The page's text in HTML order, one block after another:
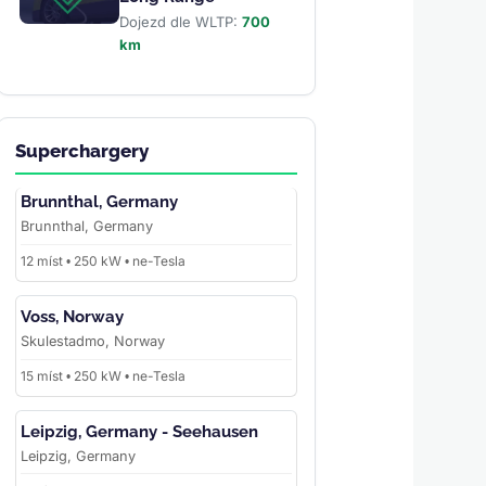
Dojezd dle WLTP: 700
km
Superchargery
Brunnthal, Germany
Brunnthal, Germany
12 míst • 250 kW • ne-Tesla
Voss, Norway
Skulestadmo, Norway
15 míst • 250 kW • ne-Tesla
Leipzig, Germany - Seehausen
Leipzig, Germany